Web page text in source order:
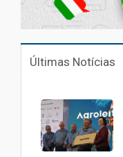
Últimas Notícias